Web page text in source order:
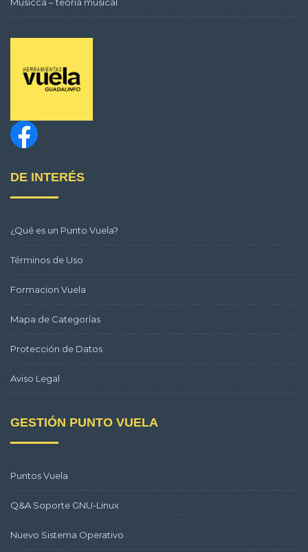
DE INTERÉS
¿Qué es un Punto Vuela?
Términos de Uso
Formacion Vuela
Mapa de Categorías
Protección de Datos
Aviso Legal
GESTIÓN PUNTO VUELA
Puntos Vuela
Q&A Soporte GNU-Linux
Nuevo Sistema Operativo